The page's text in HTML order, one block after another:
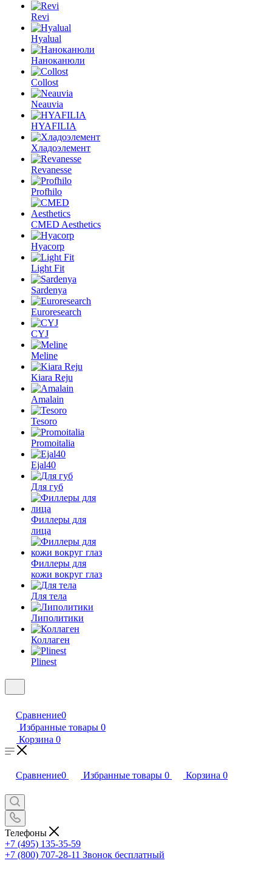
Revi
Hyalual
Наноканюли
Collost
Neauvia
HYAFILIA
Хладоэлемент
Revanesse
Profhilo
CMED Aesthetics
Hyacorp
Light Fit
Sardenya
Euroresearch
CYJ
Meline
Kiara Reju
Amalain
Tesoro
Promoitalia
Ejal40
Для губ
Филлеры для
лица
Филлеры для
кожи вокруг глаз
Для тела
Липолитики
Коллаген
Plinest
Сравнение0
Избранные товары 0
Корзина 0
Сравнение0 Избранные товары 0 Корзина 0
Телефоны
+7 (495) 135-35-59
+7 (800) 707-28-11 Звонок бесплатный